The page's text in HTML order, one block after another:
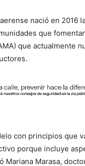
nació en 2016
que
que actualmente
con principios que
porque incluye
Mariana Marasa,